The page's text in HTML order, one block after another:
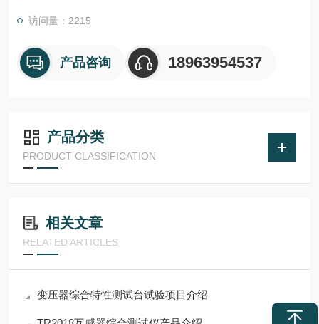
访问量：2215
产品咨询 18963954537
产品分类
PRODUCT CLASSIFICATION
相关文章
RELATED ARTICLES
变压器综合特性测试台试验项目介绍